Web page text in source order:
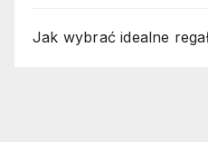
Jak wybrać idealne